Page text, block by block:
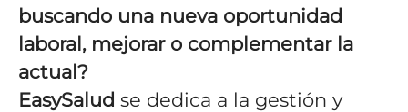
buscando una nueva oportunidad
laboral, mejorar o complementar la
actual?
EasySalud se dedica a la gestión y